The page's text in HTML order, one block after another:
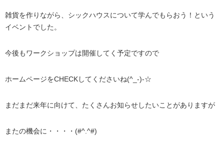
雑貨を作りながら、シックハウスについて学んでもらおう！という
イベントでした。
今後もワークショップは開催してく予定ですので
ホームページをCHECKしてくださいね(^_-)-☆
まだまだ来年に向けて、たくさんお知らせしたいことがありますが
またの機会に・・・・(#^.^#)